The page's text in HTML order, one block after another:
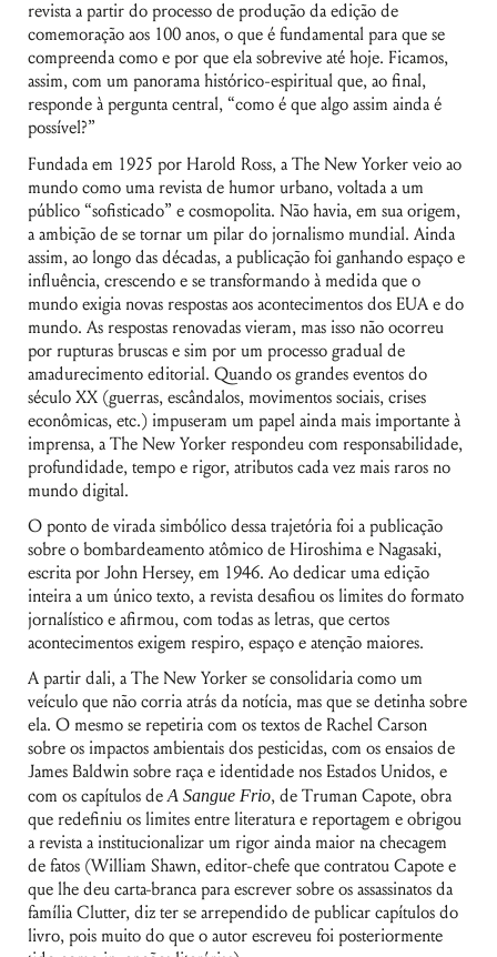
revista a partir do processo de produção da edição de
comemoração aos 100 anos, o que é fundamental para que se
compreenda como e por que ela sobrevive até hoje. Ficamos,
assim, com um panorama histórico-espiritual que, ao final,
responde à pergunta central, “como é que algo assim ainda é
possível?”
Fundada em 1925 por Harold Ross, a The New Yorker veio ao
mundo como uma revista de humor urbano, voltada a um
público “sofisticado” e cosmopolita. Não havia, em sua origem,
a ambição de se tornar um pilar do jornalismo mundial. Ainda
assim, ao longo das décadas, a publicação foi ganhando espaço e
influência, crescendo e se transformando à medida que o
mundo exigia novas respostas aos acontecimentos dos EUA e do
mundo. As respostas renovadas vieram, mas isso não ocorreu
por rupturas bruscas e sim por um processo gradual de
amadurecimento editorial. Quando os grandes eventos do
século XX (guerras, escândalos, movimentos sociais, crises
econômicas, etc.) impuseram um papel ainda mais importante à
imprensa, a The New Yorker respondeu com responsabilidade,
profundidade, tempo e rigor, atributos cada vez mais raros no
mundo digital.
O ponto de virada simbólico dessa trajetória foi a publicação
sobre o bombardeamento atômico de Hiroshima e Nagasaki,
escrita por John Hersey, em 1946. Ao dedicar uma edição
inteira a um único texto, a revista desafiou os limites do formato
jornalístico e afirmou, com todas as letras, que certos
acontecimentos exigem respiro, espaço e atenção maiores.
A partir dali, a The New Yorker se consolidaria como um
veículo que não corria atrás da notícia, mas que se detinha sobre
ela. O mesmo se repetiria com os textos de Rachel Carson
sobre os impactos ambientais dos pesticidas, com os ensaios de
James Baldwin sobre raça e identidade nos Estados Unidos, e
com os capítulos deA Sangue Frio, de Truman Capote, obra
que redefiniu os limites entre literatura e reportagem e obrigou
a revista a institucionalizar um rigor ainda maior na checagem
de fatos (William Shawn, editor-chefe que contratou Capote e
que lhe deu carta-branca para escrever sobre os assassinatos da
família Clutter, diz ter se arrependido de publicar capítulos do
livro, pois muito do que o autor escreveu foi posteriormente